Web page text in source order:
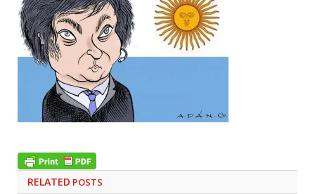
RELATED POSTS